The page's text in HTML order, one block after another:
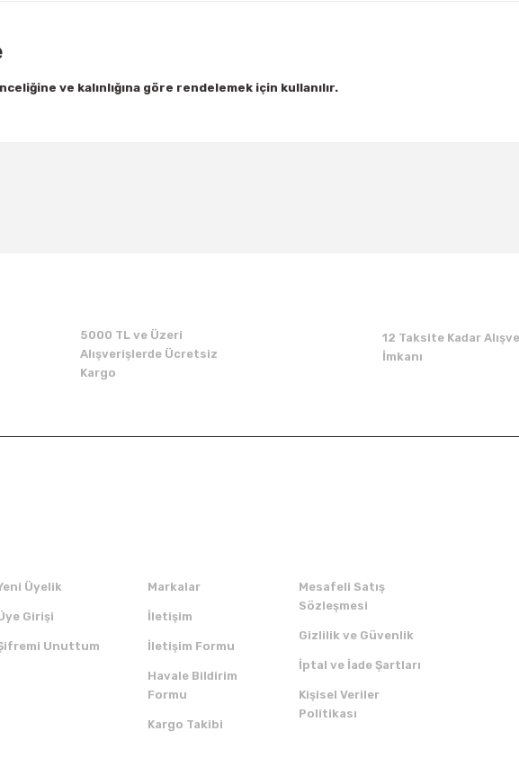
ve kalınlığına göre rendelemek için kullanılır.
5000 TL ve Üzeri
Alışverişlerde Ücretsiz
Kargo
12 Taksite Kadar
İmkanı
Üyelik
Girişi
Unuttum
Markalar
İletişim
İletişim Formu
Havale Bildirim
Formu
Kargo Takibi
Mesafeli Satış
Sözleşmesi
Gizlilik ve Güvenlik
İptal ve İade Şartları
Kişisel Veriler
Politikası